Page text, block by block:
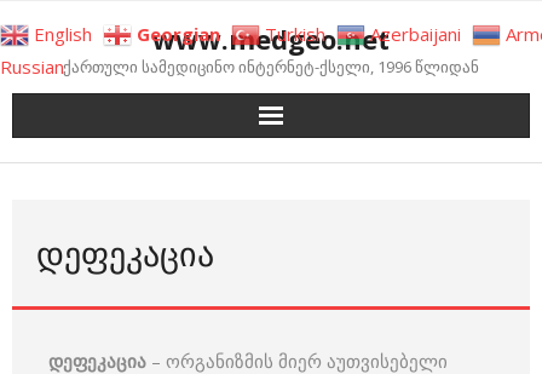
to
content
www.medgeo.net
ქართული სამედიცინო ინტერნეტ-ქსელი, 1996 წლიდან
ᲓᲔᲤᲔᲙᲐᲪᲘᲐ
დეფეკაცია – ორგანიზმის მიერ აუთვისებელი
English Georgian Turkish Azerbaijani
Russian